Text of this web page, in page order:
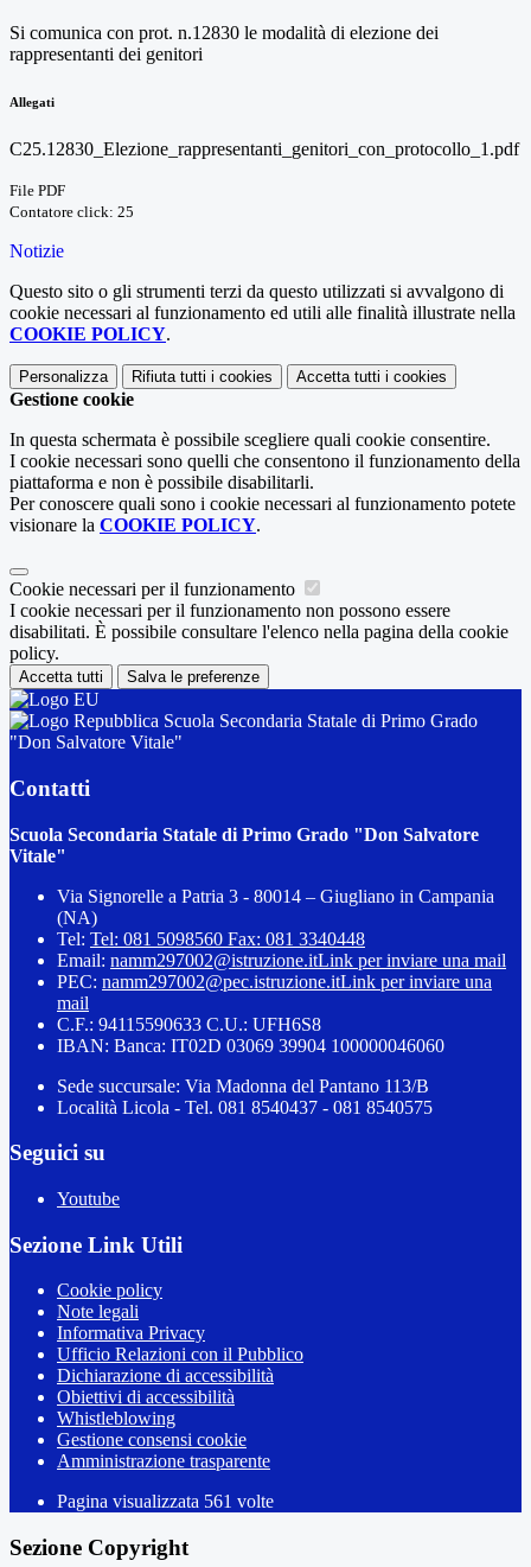
Si comunica con prot. n.12830 le modalità di elezione dei
rappresentanti dei genitori
Allegati
C25.12830_Elezione_rappresentanti_genitori_con_protocollo_1.pdf
File PDF
Contatore click: 25
Notizie
Questo sito o gli strumenti terzi da questo utilizzati si avvalgono di
cookie necessari al funzionamento ed utili alle finalità illustrate nella
COOKIE POLICY.
Personalizza Rifiuta tutti i cookies Accetta tutti i cookies
Gestione cookie
In questa schermata è possibile scegliere quali cookie consentire.
I cookie necessari sono quelli che consentono il funzionamento della
piattaforma e non è possibile disabilitarli.
Per conoscere quali sono i cookie necessari al funzionamento potete
visionare la COOKIE POLICY.
Cookie necessari per il funzionamento
I cookie necessari per il funzionamento non possono essere
disabilitati. È possibile consultare l'elenco nella pagina della cookie
policy.
Accetta tutti Salva le preferenze
Scuola Secondaria Statale di Primo Grado
"Don Salvatore Vitale"
Contatti
Scuola Secondaria Statale di Primo Grado "Don Salvatore
Vitale"
Via Signorelle a Patria 3 - 80014 – Giugliano in Campania
(NA)
Tel: Tel: 081 5098560 Fax: 081 3340448
Email: namm297002@istruzione.itLink per inviare una mail
PEC: namm297002@pec.istruzione.itLink per inviare una
mail
C.F.: 94115590633 C.U.: UFH6S8
IBAN: Banca: IT02D 03069 39904 100000046060
Sede succursale: Via Madonna del Pantano 113/B
Località Licola - Tel. 081 8540437 - 081 8540575
Seguici su
Youtube
Sezione Link Utili
Cookie policy
Note legali
Informativa Privacy
Ufficio Relazioni con il Pubblico
Dichiarazione di accessibilità
Obiettivi di accessibilità
Whistleblowing
Gestione consensi cookie
Amministrazione trasparente
Pagina visualizzata 561 volte
Sezione Copyright